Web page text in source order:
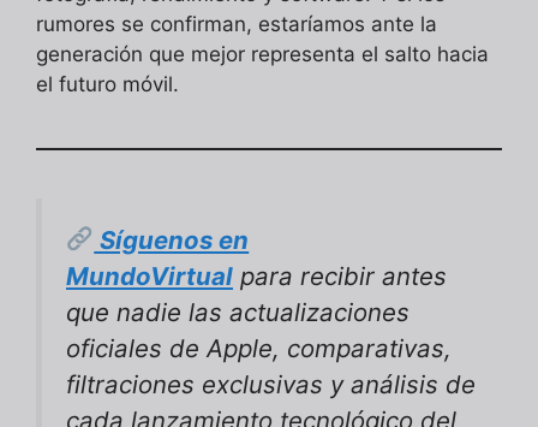
rumores se confirman, estaríamos ante la
generación que mejor representa el salto hacia
el futuro móvil.
Síguenos en
MundoVirtual para recibir antes
que nadie las actualizaciones
oficiales de Apple, comparativas,
filtraciones exclusivas y análisis de
cada lanzamiento tecnológico del